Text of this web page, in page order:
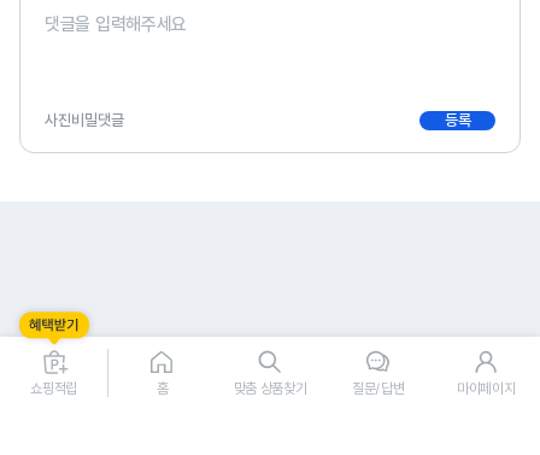
사진비밀댓글 등록
0
쇼핑적립 홈 맞춤 상품찾기 질문/답변 마이페이지